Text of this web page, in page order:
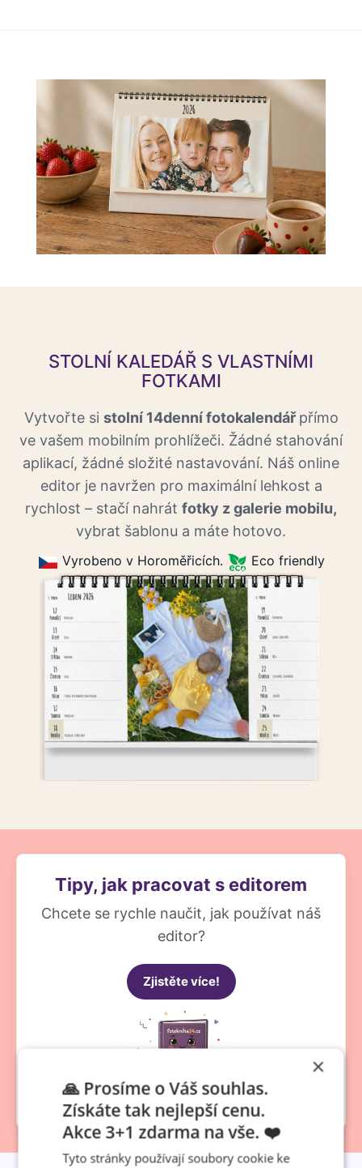
STOLNÍ KALEDÁŘ S VLASTNÍMI
FOTKAMI
Vytvořte si stolní 14denní fotokalendářpřímo
ve vašem mobilním prohlížeči. Žádné stahování
aplikací, žádné složité nastavování. Náš online
editor je navržen pro maximální lehkost a
rychlost – stačí nahrát fotky z galerie mobilu,
vybrat šablonu a máte hotovo.
Vyrobeno v Horoměřicích. Eco friendly
Tipy, jak pracovat s editorem
Chcete se rychle naučit, jak používat náš
editor?
Zjistěte více!
×
🙏 Prosíme o Váš souhlas.
Získáte tak nejlepší cenu.
Akce 3+1 zdarma na vše. ❤️
Tyto stránky používají soubory cookie ke